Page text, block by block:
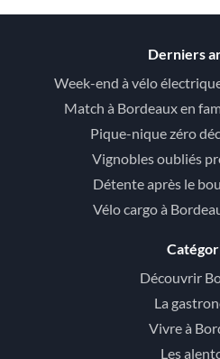
Derniers
Week-end à vélo
Match à Bordeaux en
Pique-nique zéro
Vignobles oubliés
Détente après le
Vélo cargo à
Découvrir
La
Vivre à
Les